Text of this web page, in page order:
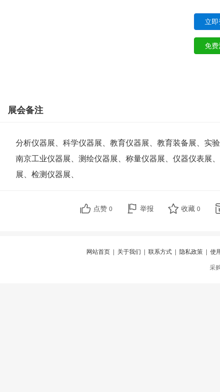
展会备注
分析仪器展、科学仪器展、教育仪器展、教育装备展、实
南京工业仪器展、测绘仪器展、称量仪器展、仪器仪表展
展、检测仪器展、
点赞 0 举报 收藏 0
网站首页| 关于我们 联系方式| 隐私政策| 使
采